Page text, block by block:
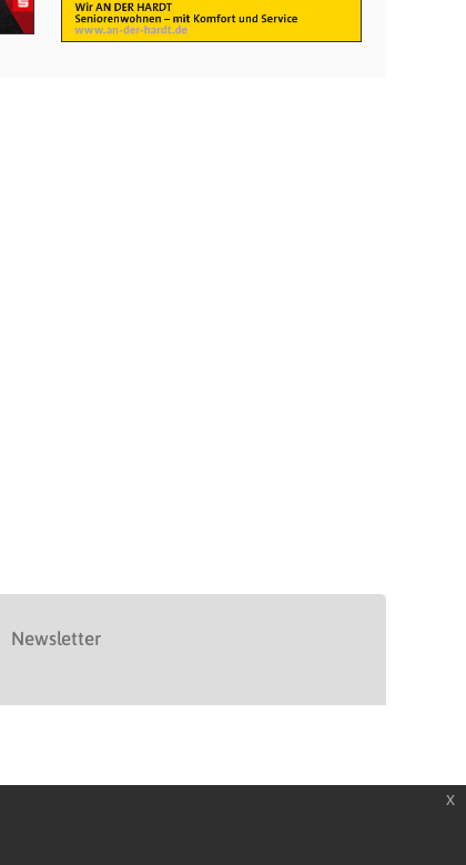
Newsletter
x